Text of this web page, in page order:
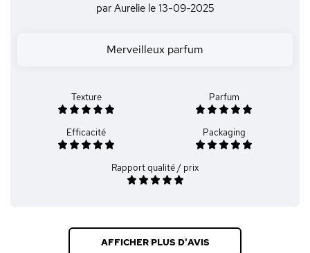
par Aurelie le 13-09-2025
Merveilleux parfum
Texture Parfum
Efficacité Packaging
Rapport qualité / prix
AFFICHER PLUS D'AVIS